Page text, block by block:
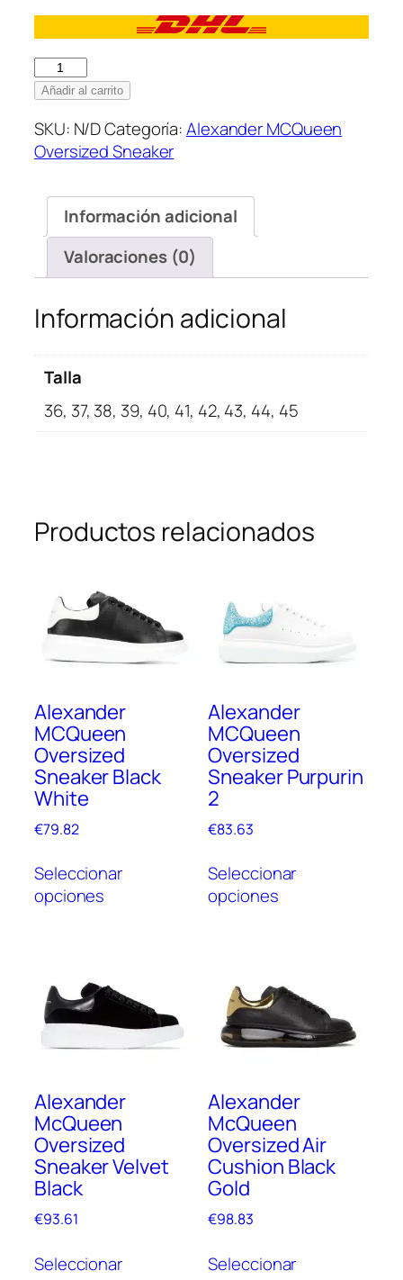
Alexander
MCQueen
Sneaker
Platform
cantidad
Añadir al carrito
SKU: N/DCategoría:Alexander MCQueen
Oversized Sneaker
Información adicional
Valoraciones (0)
Información adicional
Talla
36, 37, 38, 39, 40, 41, 42, 43, 44, 45
Productos relacionados
Alexander
MCQueen
Oversized
Sneaker Black
White
€79.82
Seleccionar
opciones
producto
tiene
opciones
pueden
página
de
producto
Alexander
MCQueen
Oversized
Sneaker Purpurin
2
€83.63
Seleccionar
opciones
Alexander
McQueen
Oversized
Sneaker Velvet
Black
€93.61
Seleccionar
producto
Alexander
McQueen
Oversized Air
Cushion Black
Gold
€98.83
Seleccionar